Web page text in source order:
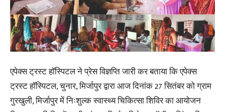
एपेक्स ट्रस्ट हॉस्पिटल ने प्रेस विज्ञप्ति जारी कर बताया कि एपेक्स
ट्रस्ट हॉस्पिटल, चुनार, मिर्जापुर द्वारा आज दिनांक 27 सितंबर को ग्राम
गुरखुली, मिर्जापुर में निःशुल्क स्वास्थ्य चिकित्सा शिविर का आयोजन